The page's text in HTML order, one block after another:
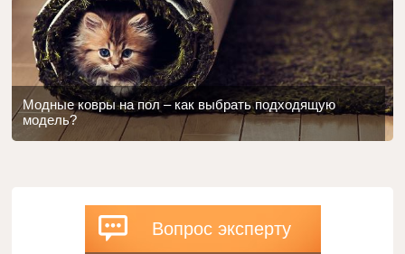
Модные ковры на пол – как выбрать подходящую
модель?
Вопрос эксперту